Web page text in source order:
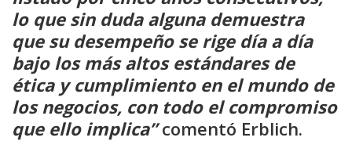
lo que sin duda alguna demuestra
que su desempeño se rige día a día
bajo los más altos estándares de
ética y cumplimiento en el mundo de
los negocios, con todo el compromiso
que ello implica”comentó Erblich.